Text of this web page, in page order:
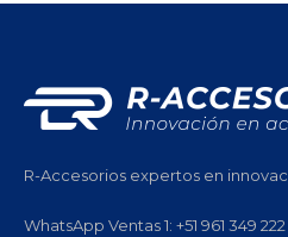
R-Accesorios expertos en
WhatsApp Ventas 1: +51 961 349 222